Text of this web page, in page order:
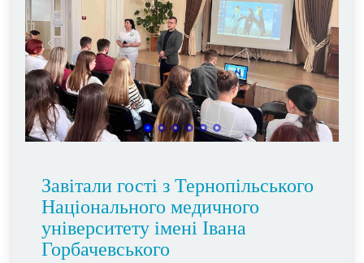
Завітали гості з Тернопільського
Національного медичного
університету імені Івана
Горбачевського